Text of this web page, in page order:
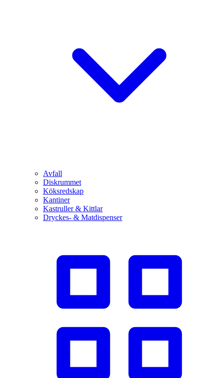
Avfall
Diskrummet
Köksredskap
Kantiner
Kastruller & Kittlar
Dryckes- & Matdispenser